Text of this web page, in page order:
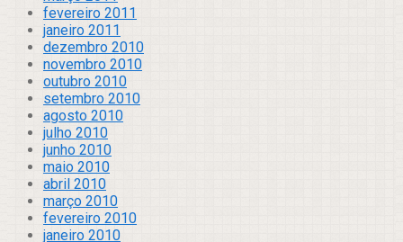
fevereiro 2011
janeiro 2011
dezembro 2010
novembro 2010
outubro 2010
setembro 2010
agosto 2010
julho 2010
junho 2010
maio 2010
abril 2010
março 2010
fevereiro 2010
janeiro 2010